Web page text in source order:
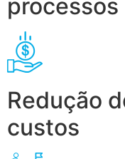
processos
Redução
custos